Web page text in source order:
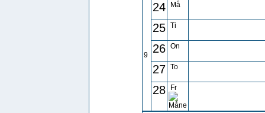
9
24 Må
25 Ti
26 On
27 To
28 Fr